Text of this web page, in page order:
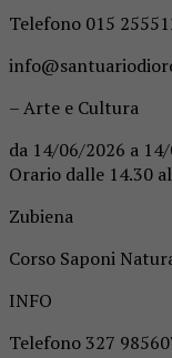
Telefono 015
– Arte e Cultura
da 14/06/2026 a
Orario dalle 14.30
Zubiena
Corso Saponi
INFO
Telefono 327